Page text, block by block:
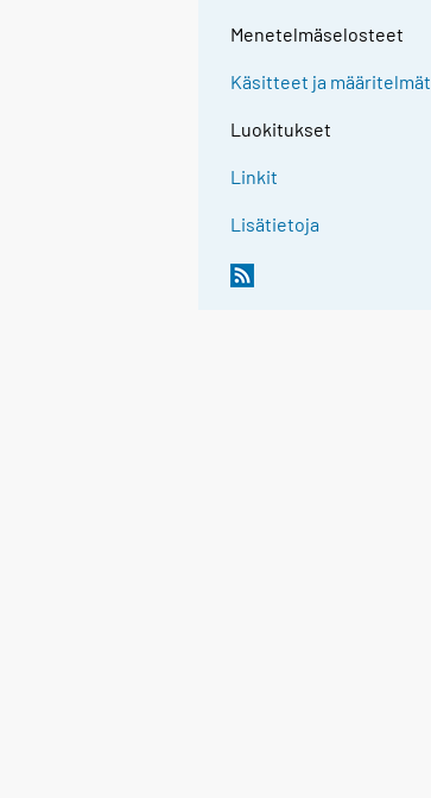
Menetelmäselosteet
Käsitteet ja määritelmät
Luokitukset
Linkit
Lisätietoja